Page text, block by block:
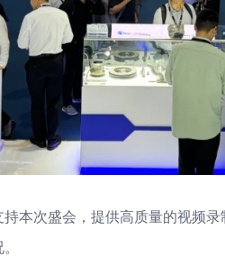
本次盛会，提供高质量的视频